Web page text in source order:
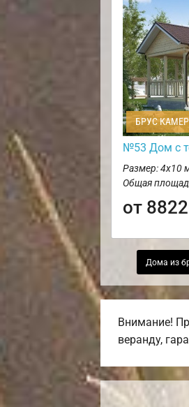
БРУС
№53 Дом с
Размер: 4х10
Общая
от
Дома из
Внимание!
веранду,